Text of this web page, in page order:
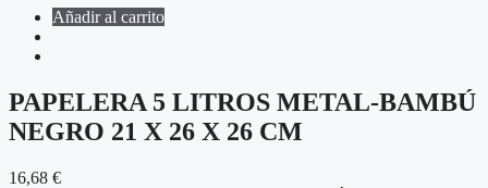
Añadir al carrito
PAPELERA 5 LITROS METAL-BAMBÚ
NEGRO 21 X 26 X 26 CM
16,68 €